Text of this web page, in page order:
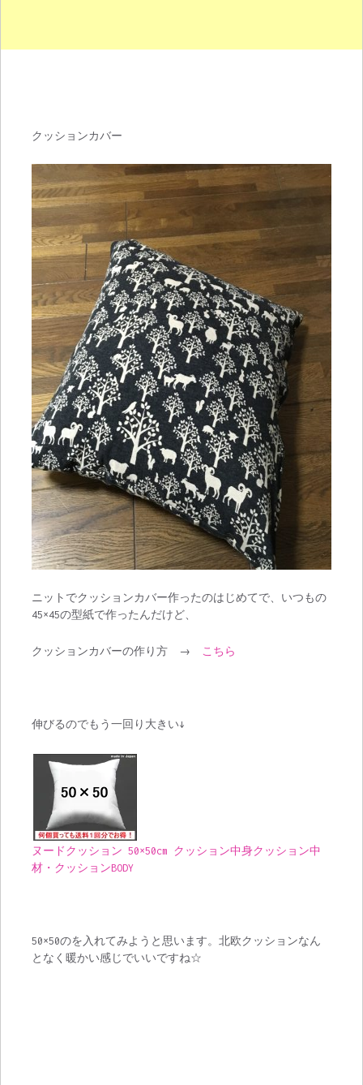
クッションカバー
ニットでクッションカバー作ったのはじめてで、いつもの
45×45の型紙で作ったんだけど、
クッションカバーの作り方 → こちら
伸びるのでもう一回り大きい↓
ヌードクッション 50×50cm クッション中身クッション中
材・クッションBODY
50×50のを入れてみようと思います。北欧クッションなん
となく暖かい感じでいいですね☆